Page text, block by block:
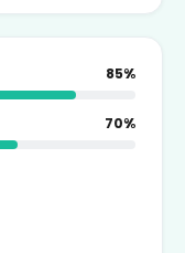
85%
70%